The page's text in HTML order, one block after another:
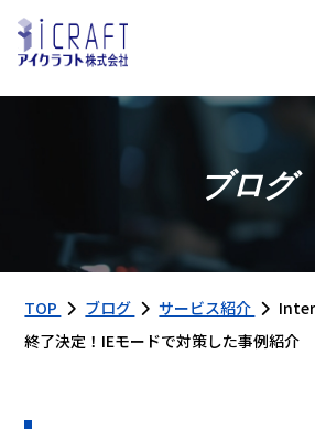
ブログ
TOP ブログ サービス紹介
終了決定！IEモードで対策した事例紹介